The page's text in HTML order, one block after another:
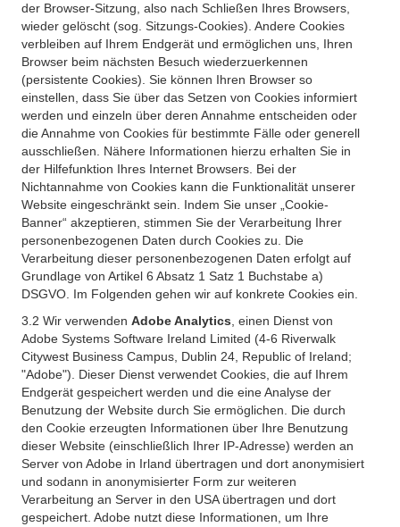
der Browser-Sitzung, also nach Schließen Ihres Browsers,
wieder gelöscht (sog. Sitzungs-Cookies). Andere Cookies
verbleiben auf Ihrem Endgerät und ermöglichen uns, Ihren
Browser beim nächsten Besuch wiederzuerkennen
(persistente Cookies). Sie können Ihren Browser so
einstellen, dass Sie über das Setzen von Cookies informiert
werden und einzeln über deren Annahme entscheiden oder
die Annahme von Cookies für bestimmte Fälle oder generell
ausschließen. Nähere Informationen hierzu erhalten Sie in
der Hilfefunktion Ihres Internet Browsers. Bei der
Nichtannahme von Cookies kann die Funktionalität unserer
Website eingeschränkt sein. Indem Sie unser „Cookie-
Banner“ akzeptieren, stimmen Sie der Verarbeitung Ihrer
personenbezogenen Daten durch Cookies zu. Die
Verarbeitung dieser personenbezogenen Daten erfolgt auf
Grundlage von Artikel 6 Absatz 1 Satz 1 Buchstabe a)
DSGVO. Im Folgenden gehen wir auf konkrete Cookies ein.
3.2 Wir verwenden Adobe Analytics , einen Dienst von
Adobe Systems Software Ireland Limited (4-6 Riverwalk
Citywest Business Campus, Dublin 24, Republic of Ireland;
"Adobe"). Dieser Dienst verwendet Cookies, die auf Ihrem
Endgerät gespeichert werden und die eine Analyse der
Benutzung der Website durch Sie ermöglichen. Die durch
den Cookie erzeugten Informationen über Ihre Benutzung
dieser Website (einschließlich Ihrer IP-Adresse) werden an
Server von Adobe in Irland übertragen und dort anonymisiert
und sodann in anonymisierter Form zur weiteren
Verarbeitung an Server in den USA übertragen und dort
gespeichert. Adobe nutzt diese Informationen, um Ihre